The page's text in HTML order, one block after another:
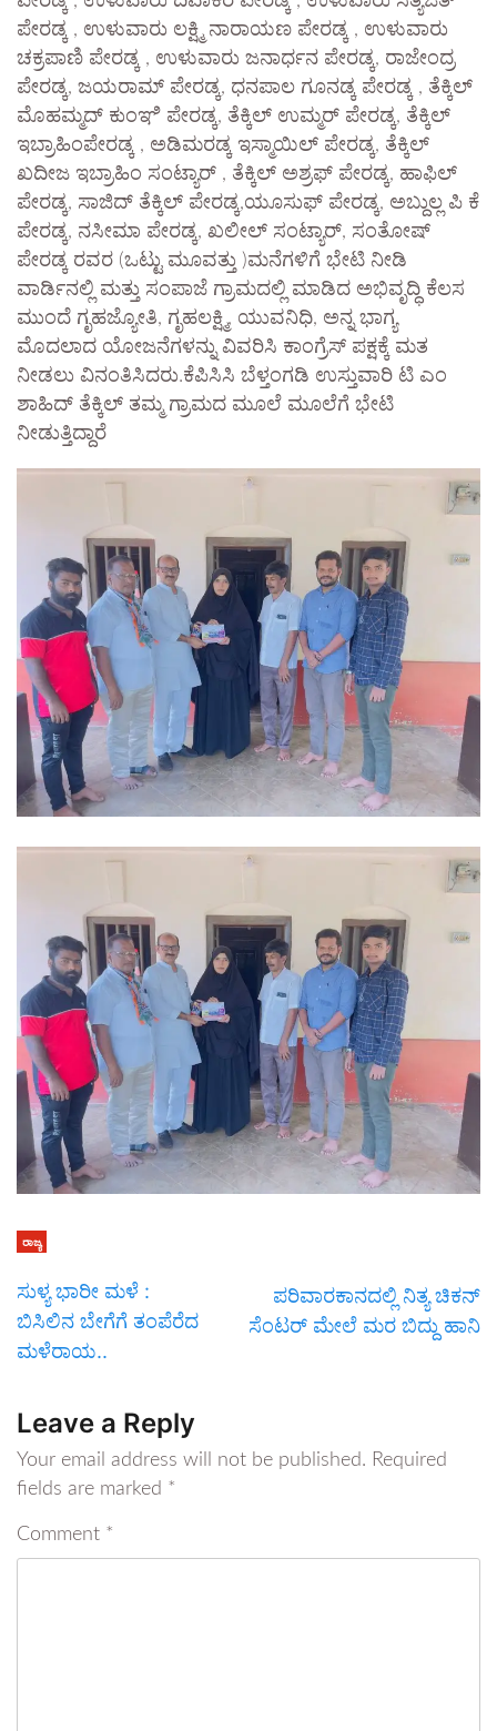
ಪೇರಡ್ಕ , ಉಳುವಾರು ಲಕ್ಷ್ಮಿ ನಾರಾಯಣ ಪೇರಡ್ಕ , ಉಳುವಾರು
ಚಕ್ರಪಾಣಿ ಪೇರಡ್ಕ , ಉಳುವಾರು ಜನಾರ್ಧನ ಪೇರಡ್ಕ, ರಾಜೇಂದ್ರ
ಪೇರಡ್ಕ, ಜಯರಾಮ್ ಪೇರಡ್ಕ, ಧನಪಾಲ ಗೂನಡ್ಕ ಪೇರಡ್ಕ , ತೆಕ್ಕಿಲ್
ಮೊಹಮ್ಮದ್ ಕುಂಞಿ ಪೇರಡ್ಕ, ತೆಕ್ಕಿಲ್ ಉಮ್ಮರ್ ಪೇರಡ್ಕ, ತೆಕ್ಕಿಲ್
ಇಬ್ರಾಹಿಂಪೇರಡ್ಕ , ಅಡಿಮರಡ್ಕ ಇಸ್ಮಾಯಿಲ್ ಪೇರಡ್ಕ, ತೆಕ್ಕಿಲ್
ಖದೀಜ ಇಬ್ರಾಹಿಂ ಸಂಟ್ಯಾರ್ , ತೆಕ್ಕಿಲ್ ಅಶ್ರಫ್ ಪೇರಡ್ಕ, ಹಾಫಿಲ್
ಪೇರಡ್ಕ, ಸಾಜಿದ್ ತೆಕ್ಕಿಲ್ ಪೇರಡ್ಕ,ಯೂಸುಫ್ ಪೇರಡ್ಕ, ಅಬ್ದುಲ್ಲ ಪಿ ಕೆ
ಪೇರಡ್ಕ, ನಸೀಮಾ ಪೇರಡ್ಕ, ಖಲೀಲ್ ಸಂಟ್ಯಾರ್, ಸಂತೋಷ್
ಪೇರಡ್ಕ ರವರ (ಒಟ್ಟು ಮೂವತ್ತು )ಮನೆಗಳಿಗೆ ಭೇಟಿ ನೀಡಿ
ವಾರ್ಡಿನಲ್ಲಿ ಮತ್ತು ಸಂಪಾಜೆ ಗ್ರಾಮದಲ್ಲಿ ಮಾಡಿದ ಅಭಿವೃದ್ಧಿ ಕೆಲಸ
ಮುಂದೆ ಗೃಹಜ್ಯೋತಿ, ಗೃಹಲಕ್ಷ್ಮಿ, ಯುವನಿಧಿ, ಅನ್ನ ಭಾಗ್ಯ
ಮೊದಲಾದ ಯೋಜನೆಗಳನ್ನು ವಿವರಿಸಿ ಕಾಂಗ್ರೆಸ್ ಪಕ್ಷಕ್ಕೆ ಮತ
ನೀಡಲು ವಿನಂತಿಸಿದರು.ಕೆಪಿಸಿಸಿ ಬೆಳ್ತಂಗಡಿ ಉಸ್ತುವಾರಿ ಟಿ ಎಂ
ಶಾಹಿದ್ ತೆಕ್ಕಿಲ್ ತಮ್ಮ ಗ್ರಾಮದ ಮೂಲೆ ಮೂಲೆಗೆ ಭೇಟಿ
ನೀಡುತ್ತಿದ್ದಾರೆ
ರಾಜ್ಯ
ಸುಳ್ಯ ಭಾರೀ ಮಳೆ :
ಬಿಸಿಲಿನ ಬೇಗೆಗೆ ತಂಪೆರೆದ
ಮಳೆರಾಯ..
ಪರಿವಾರಕಾನದಲ್ಲಿ ನಿತ್ಯ ಚಿಕನ್
ಸೆಂಟರ್ ಮೇಲೆ ಮರ ಬಿದ್ದು ಹಾನಿ
Leave a Reply
Your email address will not be published. Required
fields are marked *
Comment *